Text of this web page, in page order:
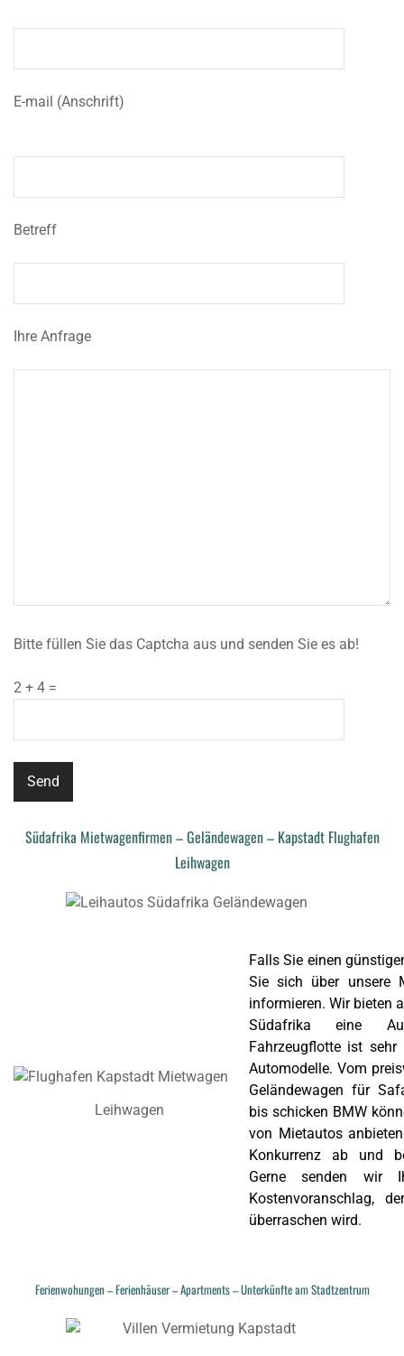
E-mail (Anschrift)
Betreff
Ihre Anfrage
Bitte füllen Sie das Captcha aus und senden Sie es ab!
2 + 4 =
Südafrika Mietwagenfirmen – Geländewagen – Kapstadt Flughafen
Leihwagen
Leihwagen
Falls Sie einen
Sie sich über unsere
informieren. Wir bieten
Südafrika eine
Fahrzeugflotte ist
Automodelle. Vom
Geländewagen für
bis schicken BMW
von Mietautos
Konkurrenz ab und
Gerne senden wir
Kostenvoranschlag,
überraschen wird.
Ferienwohungen – Ferienhäuser – Apartments – Unterkünfte am Stadtzentrum